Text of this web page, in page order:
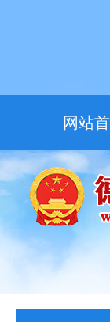
网站
走进德